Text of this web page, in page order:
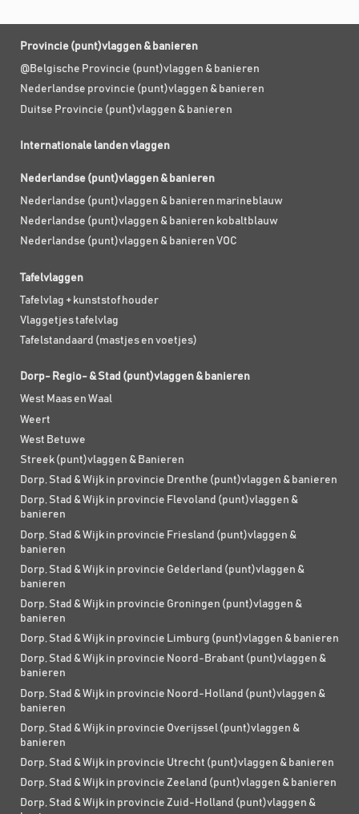
Provincie (punt)vlaggen & banieren
@Belgische Provincie (punt)vlaggen & banieren
Nederlandse provincie (punt)vlaggen & banieren
Duitse Provincie (punt)vlaggen & banieren
Internationale landen vlaggen
Nederlandse (punt)vlaggen & banieren
Nederlandse (punt)vlaggen & banieren marineblauw
Nederlandse (punt)vlaggen & banieren kobaltblauw
Nederlandse (punt)vlaggen & banieren VOC
Tafelvlaggen
Tafelvlag + kunststof houder
Vlaggetjes tafelvlag
Tafelstandaard (mastjes en voetjes)
Dorp- Regio- & Stad (punt)vlaggen & banieren
West Maas en Waal
Weert
West Betuwe
Streek (punt)vlaggen & Banieren
Dorp, Stad & Wijk in provincie Drenthe (punt)vlaggen & banieren
Dorp, Stad & Wijk in provincie Flevoland (punt)vlaggen &
banieren
Dorp, Stad & Wijk in provincie Friesland (punt)vlaggen &
banieren
Dorp, Stad & Wijk in provincie Gelderland (punt)vlaggen &
banieren
Dorp, Stad & Wijk in provincie Groningen (punt)vlaggen &
banieren
Dorp, Stad & Wijk in provincie Limburg (punt)vlaggen & banieren
Dorp, Stad & Wijk in provincie Noord-Brabant (punt)vlaggen &
banieren
Dorp, Stad & Wijk in provincie Noord-Holland (punt)vlaggen &
banieren
Dorp, Stad & Wijk in provincie Overijssel (punt)vlaggen &
banieren
Dorp, Stad & Wijk in provincie Utrecht (punt)vlaggen & banieren
Dorp, Stad & Wijk in provincie Zeeland (punt)vlaggen & banieren
Dorp, Stad & Wijk in provincie Zuid-Holland (punt)vlaggen &